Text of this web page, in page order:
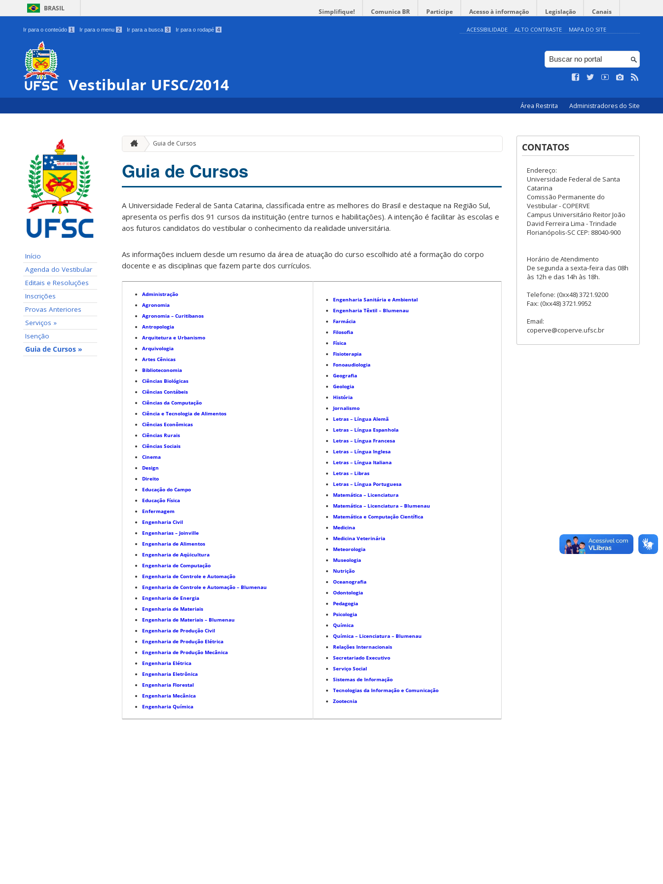
BRASIL Simplifique! Comunica BR Participe Acesso à informação Legislação Canais
Ir para o conteúdo 1 Ir para o menu 2 Ir para a busca 3 Ir para o rodapé 4 ACESSIBILIDADE ALTO CONTRASTE MAPA DO SITE
Vestibular UFSC/2014
Área Restrita Administradores do Site
Início
Agenda do Vestibular
Editais e Resoluções
Inscrições
Provas Anteriores
Serviços »
Isenção
Guia de Cursos »
Guia de Cursos
Guia de Cursos
A Universidade Federal de Santa Catarina, classificada entre as melhores do Brasil e destaque na Região Sul,
apresenta os perfis dos 91 cursos da instituição (entre turnos e habilitações). A intenção é facilitar às escolas e
aos futuros candidatos do vestibular o conhecimento da realidade universitária.
As informações incluem desde um resumo da área de atuação do curso escolhido até a formação do corpo
docente e as disciplinas que fazem parte dos currículos.
Administração
Agronomia
Agronomia – Curitibanos
Antropologia
Arquitetura e Urbanismo
Arquivologia
Artes Cênicas
Biblioteconomia
Ciências Biológicas
Ciências Contábeis
Ciências da Computação
Ciência e Tecnologia de Alimentos
Ciências Econômicas
Ciências Rurais
Ciências Sociais
Cinema
Design
Direito
Educação do Campo
Educação Física
Enfermagem
Engenharia Civil
Engenharias – Joinville
Engenharia de Alimentos
Engenharia de Aqüicultura
Engenharia de Computação
Engenharia de Controle e Automação
Engenharia de Controle e Automação – Blumenau
Engenharia de Energia
Engenharia de Materiais
Engenharia de Materiais – Blumenau
Engenharia de Produção Civil
Engenharia de Produção Elétrica
Engenharia de Produção Mecânica
Engenharia Elétrica
Engenharia Eletrônica
Engenharia Florestal
Engenharia Mecânica
Engenharia Química
Engenharia Sanitária e Ambiental
Engenharia Têxtil – Blumenau
Farmácia
Filosofia
Física
Fisioterapia
Fonoaudiologia
Geografia
Geologia
História
Jornalismo
Letras – Língua Alemã
Letras – Língua Espanhola
Letras – Língua Francesa
Letras – Língua Inglesa
Letras – Língua Italiana
Letras – Libras
Letras – Língua Portuguesa
Matemática – Licenciatura
Matemática – Licenciatura – Blumenau
Matemática e Computação Científica
Medicina
Medicina Veterinária
Meteorologia
Museologia
Nutrição
Oceanografia
Odontologia
Pedagogia
Psicologia
Química
Química – Licenciatura – Blumenau
Relações Internacionais
Secretariado Executivo
Serviço Social
Sistemas de Informação
Tecnologias da Informação e Comunicação
Zootecnia
CONTATOS
Endereço:
Universidade Federal de Santa
Catarina
Comissão Permanente do
Vestibular - COPERVE
Campus Universitário Reitor João
David Ferreira Lima - Trindade
Florianópolis-SC CEP: 88040-900
Horário de Atendimento
De segunda a sexta-feira das 08h
às 12h e das 14h às 18h.
Telefone: (0xx48) 3721.9200
Fax: (0xx48) 3721.9952
Email:
coperve@coperve.ufsc.br